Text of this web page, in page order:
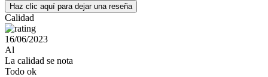
Haz clic aquí para dejar una reseña
Calidad
16/06/2023
Al
La calidad se nota
Todo ok